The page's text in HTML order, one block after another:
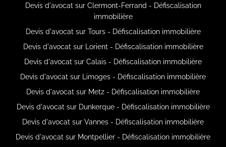
Devis d'avocat sur Clermont-Ferrand - Défiscalisation
immobilière
Devis d'avocat sur Tours - Défiscalisation immobilière
Devis d'avocat sur Lorient - Défiscalisation immobilière
Devis d'avocat sur Calais - Défiscalisation immobilière
Devis d'avocat sur Limoges - Défiscalisation immobilière
Devis d'avocat sur Metz - Défiscalisation immobilière
Devis d'avocat sur Dunkerque - Défiscalisation immobilière
Devis d'avocat sur Vannes - Défiscalisation immobilière
Devis d'avocat sur Montpellier - Défiscalisation immobilière